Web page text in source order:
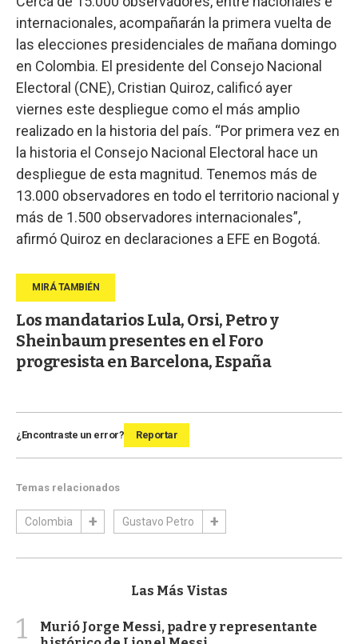
internacionales, acompañarán la primera vuelta de
las elecciones presidenciales de mañana domingo
en Colombia. El presidente del Consejo Nacional
Electoral (CNE), Cristian Quiroz, calificó ayer
viernes este despliegue como el más amplio
realizado en la historia del país. “Por primera vez en
la historia el Consejo Nacional Electoral hace un
despliegue de esta magnitud. Tenemos más de
13.000 observadores en todo el territorio nacional y
más de 1.500 observadores internacionales”,
afirmó Quiroz en declaraciones a EFE en Bogotá.
Los mandatarios Lula, Orsi, Petro y
Sheinbaum presentes en el Foro
progresista en Barcelona, España
¿Encontraste un error? Reportar
Temas relacionados
Colombia Gustavo Petro
Las Más Vistas
1
Murió Jorge Messi, padre y representante